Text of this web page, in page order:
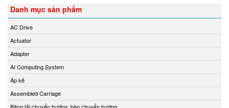
Bernstein
Berthold
Beta Vietnam
BIFOLD
Bifold (Rotork)
Bihl+wiedemann
Bihl+wiedemann Vietnam
Biuged Vietnam
Danh mục sản phẩm
AC Drive
Actuator
Adapter
AI Computing System
Áp kế
Assembled Carriage
Băng tải chuyển hướng, bàn chuyển hướng